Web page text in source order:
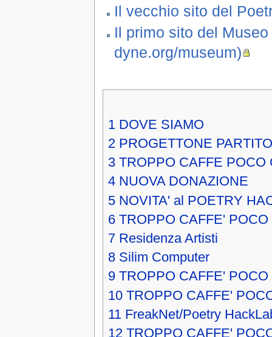
Il vecchio sito del
Il primo sito del
dyne.org/museum)
1 DOVE SIAMO
2 PROGETTONE
3 TROPPO CAFFE POCO
4 NUOVA DONAZIONE
5 NOVITA' al POETRY
6 TROPPO CAFFE'
7 Residenza Artisti
8 Silim Computer
9 TROPPO CAFFE'
10 TROPPO CAFFE'
11 FreakNet/Poetry
12 TROPPO CAFFE'